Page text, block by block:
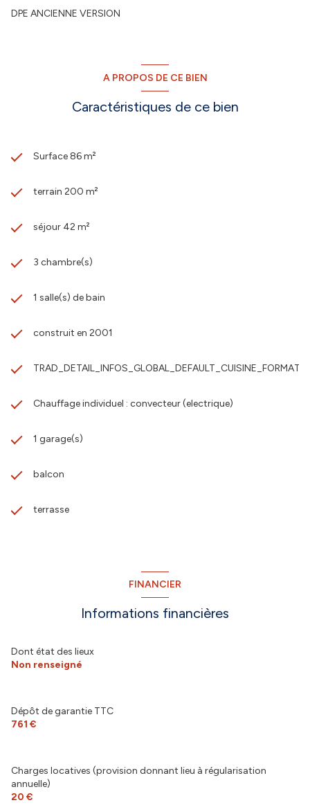
DPE ANCIENNE VERSION
A PROPOS DE CE BIEN
Caractéristiques de ce bien
Surface 86 m²
terrain 200 m²
séjour 42 m²
3 chambre(s)
1 salle(s) de bain
construit en 2001
Chauffage individuel : convecteur (electrique)
1 garage(s)
balcon
terrasse
FINANCIER
Informations financières
Dont état des lieux
Non renseigné
Dépôt de garantie TTC
761 €
Charges locatives (provision donnant lieu à régularisation
annuelle)
20 €